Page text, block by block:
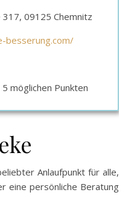
09125 Chemnitz
besserung.com/
möglichen Punkten
Anlaufpunkt für alle,
eine persönliche Beratung